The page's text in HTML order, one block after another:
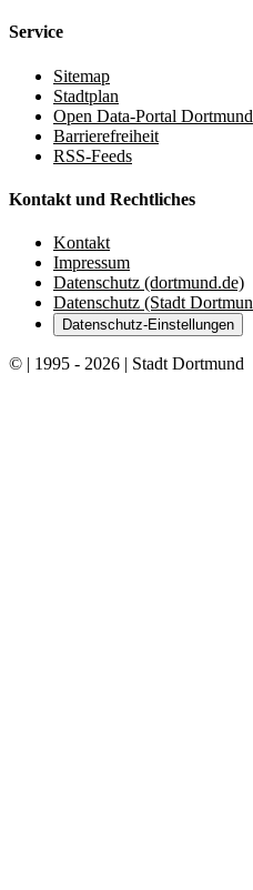
Service
Sitemap
Stadtplan
Open Data-Portal Dortmund
Barrierefreiheit
RSS-Feeds
Kontakt und Rechtliches
Kontakt
Impressum
Datenschutz (dortmund.de)
Datenschutz (Stadt
Datenschutz-Einstellungen
© | 1995 - 2026 | Stadt Dortmund